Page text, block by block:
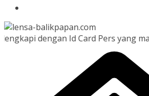
Id Card Pers yang masih